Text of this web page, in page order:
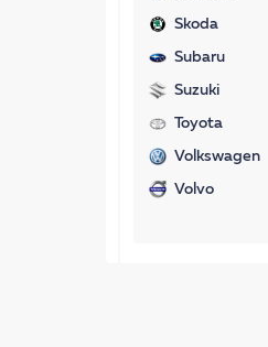
Skoda
Subaru
Suzuki
Toyota
Volkswagen
Volvo